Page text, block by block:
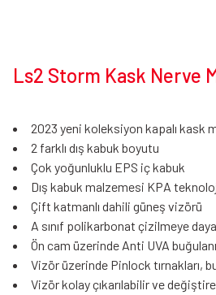
Ls2 Storm Kask Nerve
2023 yeni koleksiyon kapalı kask
2 farklı dış kabuk boyutu
Çok yoğunluklu EPS iç kabuk
Dış kabuk malzemesi KPA
Çift katmanlı dahili güneş vizörü
A sınıf polikarbonat çizilmeye
Ön cam üzerinde Anti UVA
Vizör üzerinde Pinlock tırnakları,
Vizör kolay çıkarılabilir ve